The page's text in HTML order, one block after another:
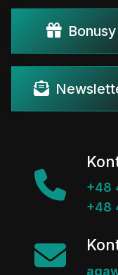
Bonusy
+48
+48